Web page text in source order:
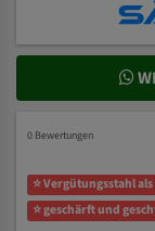
0 Bewertungen
⭐ Vergütungsstahl
⭐ geschärft und